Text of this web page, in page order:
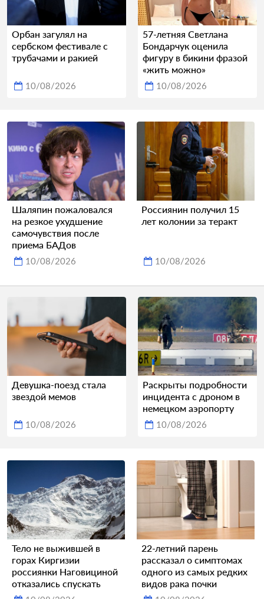
Орбан загулял на
сербском фестивале с
трубачами и ракией
10/08/2026
57-летняя Светлана
Бондарчук оценила
фигуру в бикини фразой
«жить можно»
10/08/2026
Шаляпин пожаловался
на резкое ухудшение
самочувствия после
приема БАДов
10/08/2026
Россиянин получил 15
лет колонии за теракт
10/08/2026
Девушка-поезд стала
звездой мемов
10/08/2026
Раскрыты подробности
инцидента с дроном в
немецком аэропорту
10/08/2026
Тело не выжившей в
горах Киргизии
россиянки Наговициной
отказались спускать
22-летний парень
рассказал о симптомах
одного из самых редких
видов рака почки